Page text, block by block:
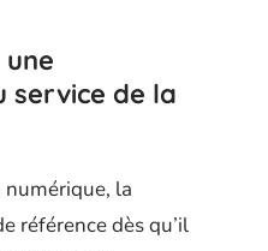
service de la
la
référence dès qu’il